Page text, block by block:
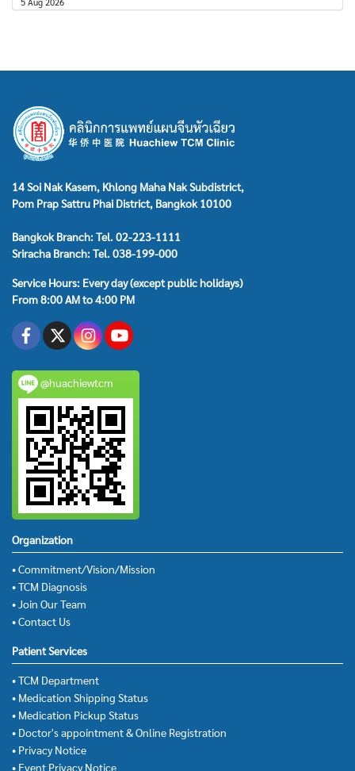
14 Soi Nak Kasem, Khlong Maha Nak Subdistrict,
Pom Prap Sattru Phai District, Bangkok 10100
Bangkok Branch: Tel. 02-223-1111
Sriracha Branch: Tel. 038-199-000
Service Hours: Every day (except public holidays)
From 8:00 AM to 4:00 PM
@huachiewtcm
Organization
• Commitment/Vision/Mission
• TCM Diagnosis
• Join Our Team
• Contact Us
Patient Services
• TCM Department
• Medication Shipping Status
• Medication Pickup Status
• Doctor's appointment & Online Registration
• Privacy Notice
• Event Privacy Notice